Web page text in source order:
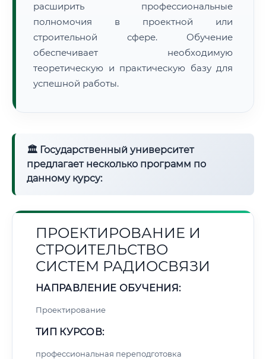
расширить профессиональные
полномочия в проектной или
строительной сфере. Обучение
обеспечивает необходимую
теоретическую и практическую базу для
успешной работы.
🏛 Государственный университет
предлагает несколько программ по
данному курсу:
ПРОЕКТИРОВАНИЕ И
СТРОИТЕЛЬСТВО
СИСТЕМ РАДИОСВЯЗИ
НАПРАВЛЕНИЕ ОБУЧЕНИЯ:
Проектирование
ТИП КУРСОВ:
профессиональная переподготовка